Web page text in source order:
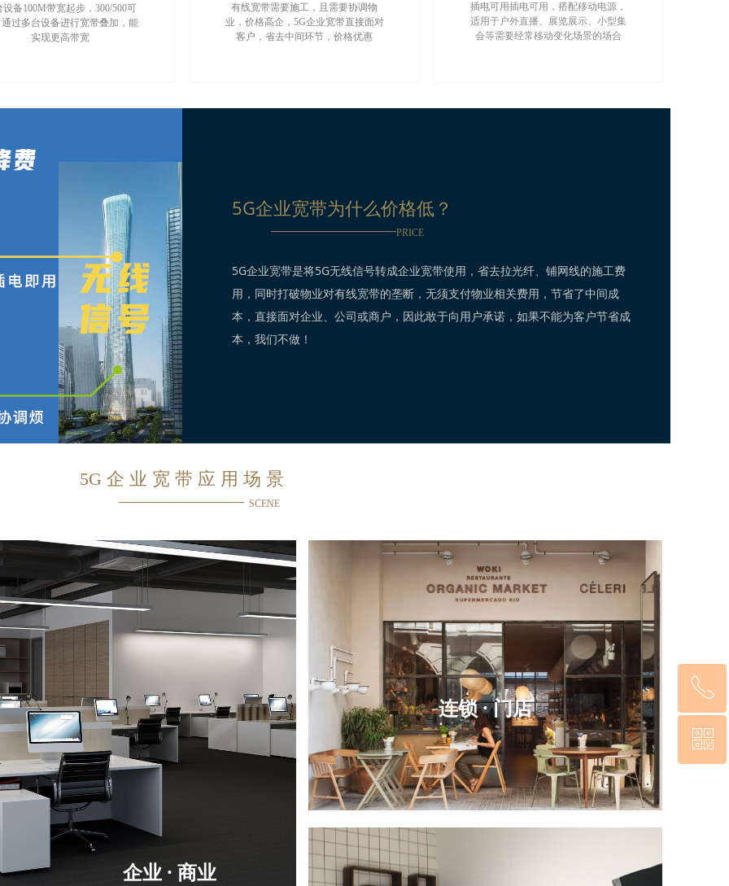
设备100M带宽起步，300/500可
过多台设备进行宽带叠加，能
实现更高带宽
有线宽带需要施工，且需要协调物
业，价格高企，5G企业宽带直接面对
客户，省去中间环节，价格优惠
插电可用插电可用，搭配移动电源，
适用于户外直播、展览展示、小型集
会等需要经常移动变化场景的场合
5G企业宽带为什么价格低？
———————PRICE
5G企业宽带是将5G无线信号转成企业宽带使用，省去拉光纤、铺网线的施工费
用，同时打破物业对有线宽带的垄断，无须支付物业相关费用，节省了中间成
本，直接面对企业、公司或商户，因此敢于向用户承诺，如果不能为客户节省成
本，我们不做！
连锁· 门店
企业 · 商业
5G 企 业 宽 带 应 用 场 景
——————— SCENE
ꂅ
15600700100
ꀥ